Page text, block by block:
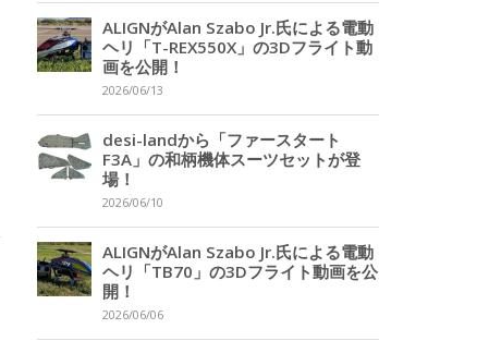
ALIGNがAlan Szabo Jr.氏による電動
ヘリ「T-REX550X」の3Dフライト動
画を公開！
2026/06/13
desi-landから「ファースタート
F3A」の和柄機体スーツセットが登
場！
2026/06/10
ALIGNがAlan Szabo Jr.氏による電動
ヘリ「TB70」の3Dフライト動画を公
開！
2026/06/06